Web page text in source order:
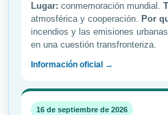
Lugar: conmemoración mundial.
atmosférica y cooperación. Por
incendios y las emisiones
en una cuestión transfronteriza.
Información oficial →
16 de septiembre de 2026